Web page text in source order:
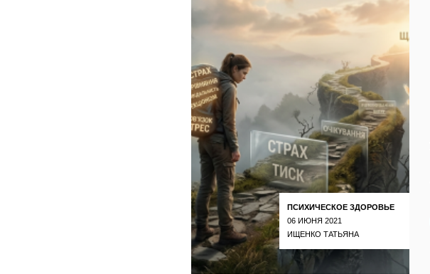
ПСИХИЧЕСКОЕ ЗДОРОВЬЕ
06 ИЮНЯ 2021
ИЩЕНКО ТАТЬЯНА